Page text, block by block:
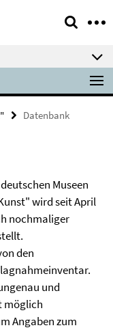
Datenbank
Museen
wird seit April
nochmaliger
den
und
möglich
Angaben zum